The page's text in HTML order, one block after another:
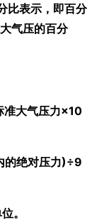
比表示，即百分
气压的百分
准大气压力×10
的绝对压力)÷9
。